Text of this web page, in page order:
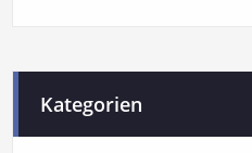
Kategorien